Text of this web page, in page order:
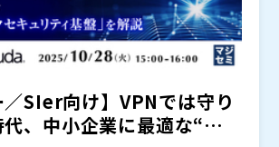
す。
ボード・ビデオ・マウスをネットワーク
離れた場所からでもローカル環境と同じ
を操作できる仕組みです。
像度・高フレームレートの映像を低遅延
CAD／映像制作に求められる操作性と
／SIer向け】VPNでは守り
、中小企業に最適な“リ